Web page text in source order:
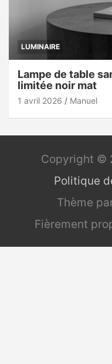
LUMINAIRE
Lampe de table
limitée noir mat
1 avril 2026 Manuel
Copyright ©
Politique
Thème
Fièrement